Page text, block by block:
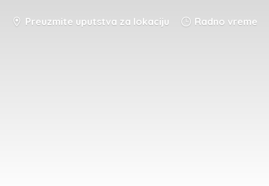
Preuzmite uputstva za lokaciju Radno vreme